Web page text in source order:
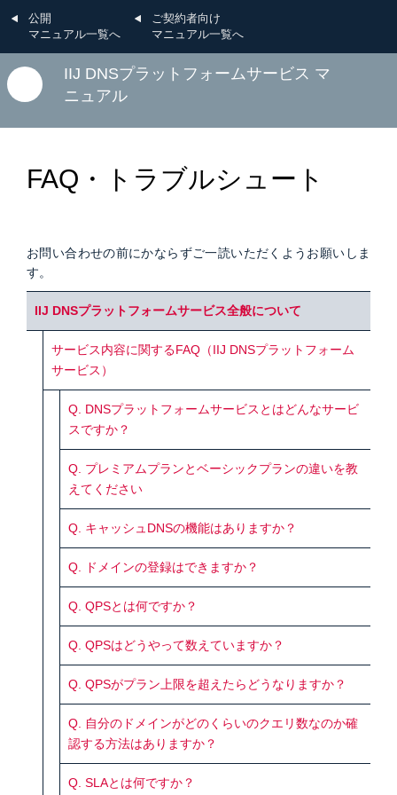
公開
マニュアル一覧へ
ご契約者向け
マニュアル一覧へ
IIJ DNSプラットフォームサービス マ
ニュアル
FAQ・トラブルシュート
お問い合わせの前にかならずご一読いただくようお願いしま
す。
IIJ DNSプラットフォームサービス全般について
サービス内容に関するFAQ（IIJ DNSプラットフォーム
サービス）
Q. DNSプラットフォームサービスとはどんなサービ
スですか？
Q. プレミアムプランとベーシックプランの違いを教
えてください
Q. キャッシュDNSの機能はありますか？
Q. ドメインの登録はできますか？
Q. QPSとは何ですか？
Q. QPSはどうやって数えていますか？
Q. QPSがプラン上限を超えたらどうなりますか？
Q. 自分のドメインがどのくらいのクエリ数なのか確
認する方法はありますか？
Q. SLAとは何ですか？